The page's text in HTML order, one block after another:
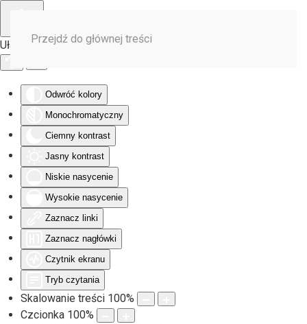
Ułatwienia dostępu
Odwróć kolory
Monochromatyczny
Ciemny kontrast
Jasny kontrast
Niskie nasycenie
Wysokie nasycenie
Zaznacz linki
Zaznacz nagłówki
Czytnik ekranu
Tryb czytania
Skalowanie treści 100%
Czcionka 100%
Przejdź do głównej treści